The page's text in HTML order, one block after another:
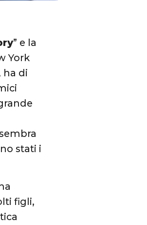
” e la
York
ha di
stati i
figli,